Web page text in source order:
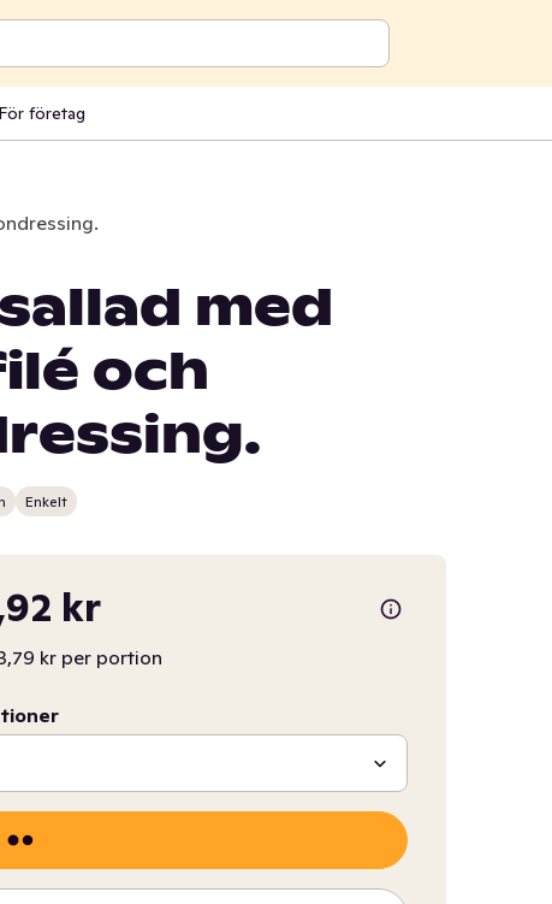
För företag
med
och
Enkelt
kr
kr per portion